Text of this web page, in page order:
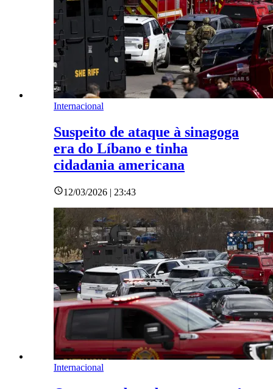
Internacional
Suspeito de ataque à sinagoga
era do Líbano e tinha
cidadania americana
12/03/2026 | 23:43
Internacional